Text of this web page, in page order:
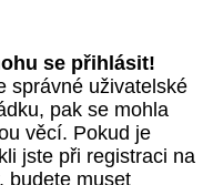
se přihlásit!
správné uživatelské
pak se mohla
věcí. Pokud je
jste při registraci na
, budete muset